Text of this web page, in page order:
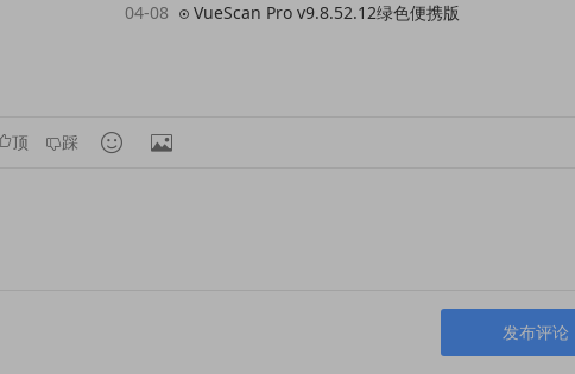
04-08 VueScan Pro v9.8.52.12绿色便携版
顶 踩  
发布评论